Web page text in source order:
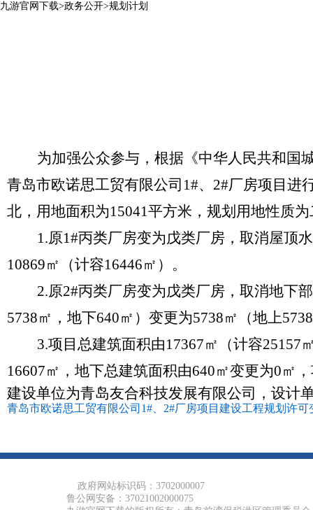
九游官网下载>政务公开>规划计划
为加强公众参与，根据《中华人民共和国
青岛市欧诺思工贸有限公司 1#、2#厂房项目进
北，用地面积为15041平方米， 规划用地性质
1.原1#丙类厂房变为戊类厂房，取消屋顶
10869㎡（计容16446㎡） 。
2.原2#丙类厂房变为戊类厂房，取消地下
5738㎡，地下640㎡）变更为5738㎡（地上
3.项目总建筑面积由17367㎡（计容25157
16607㎡，地下总建筑面积由640㎡变更为0㎡
建设单位为青岛友合科技发展有限公司，设计
青岛市欧诺思工贸有限公司1#、2#厂房项目建设工程规划许可
政府网站标识码：3702000007
鲁公网安备：37021002000075